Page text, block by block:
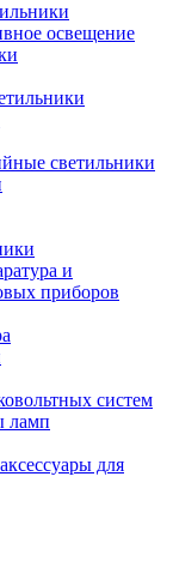
освещение
светильники
и
приборов
систем
ламп
для